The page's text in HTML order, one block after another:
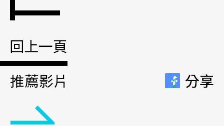
回上一頁
推薦影片
分享
分享